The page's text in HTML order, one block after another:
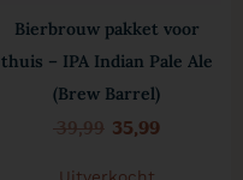
Bierbrouw pakket voor
thuis – IPA Indian Pale Ale
(Brew Barrel)
39,99 35,99